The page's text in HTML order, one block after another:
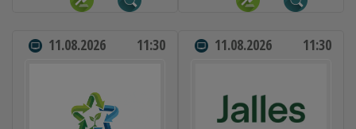
11.08.2026 11:30 11.08.2026 11:30